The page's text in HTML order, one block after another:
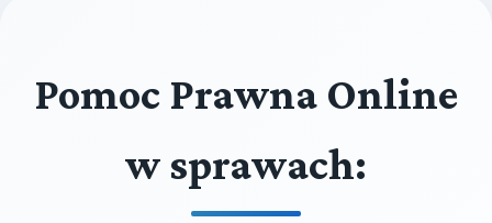
Pomoc Prawna Online
w sprawach: